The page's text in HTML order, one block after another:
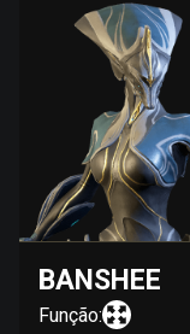
BANSHEE
Função: